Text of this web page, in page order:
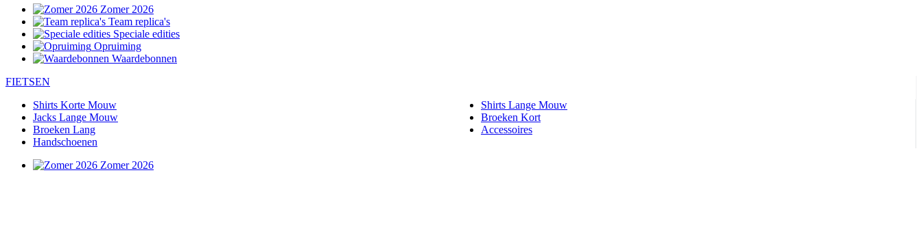
Zomer 2026
Team replica's
Speciale edities
Opruiming
Waardebonnen
FIETSEN
Shirts Korte Mouw
Shirts Lange Mouw
Jacks Lange Mouw
Broeken Kort
Broeken Lang
Accessoires
Handschoenen
Zomer 2026